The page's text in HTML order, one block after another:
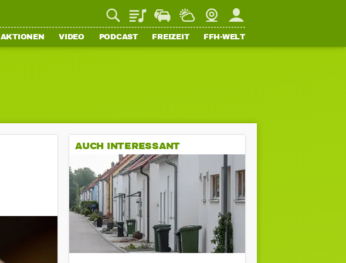
PlaylistStaupilotWetterWebcamMein FFH
AKTIONEN VIDEO PODCAST FREIZEIT FFH-WELT
AUCH INTERESSANT